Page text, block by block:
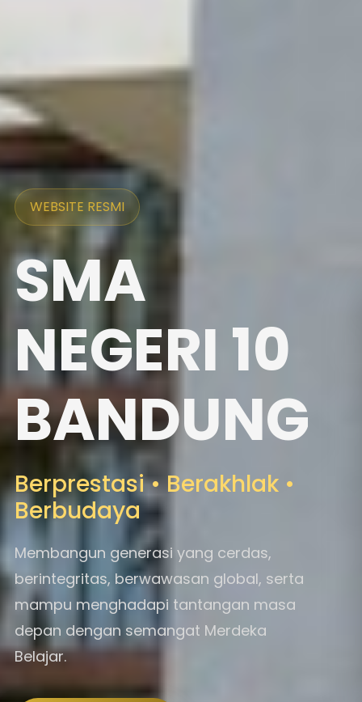
WEBSITE RESMI
SMA
NEGERI 10
BANDUNG
Berprestasi • Berakhlak •
Berbudaya
Membangun generasi yang cerdas,
berintegritas, berwawasan global, serta
mampu menghadapi tantangan masa
depan dengan semangat Merdeka
Belajar.